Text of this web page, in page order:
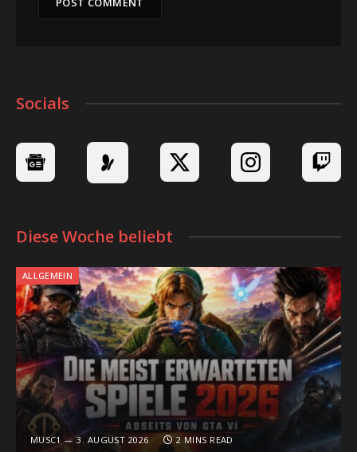
Socials
Diese Woche beliebt
ALLGEMEIN
MUSC1 3. AUGUST 2026 2 MINS READ